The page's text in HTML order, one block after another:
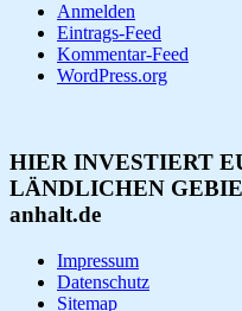
Anmelden
Eintrags-Feed
Kommentar-Feed
WordPress.org
HIER INVESTIERT
LÄNDLICHEN
anhalt.de
Impressum
Datenschutz
Sitemap